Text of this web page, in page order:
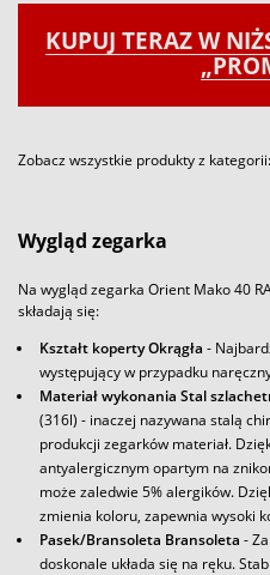
KUPUJ TERAZ W
Zobacz wszystkie produkty z kategorii:
Wygląd zegarka
Na wygląd zegarka Orient Mako 40
składają się:
Kształt koperty Okrągła -
występujący w przypadku
Materiał wykonania Stal
(316l) - inaczej nazywana stalą
produkcji zegarków materiał.
antyalergicznym opartym na
może zaledwie 5% alergików.
zmienia koloru, zapewnia wysoki
Pasek/Bransoleta Bransoleta -
doskonale układa się na ręku.